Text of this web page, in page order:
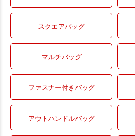
スクエアバッグ
マルチバッグ
ファスナー付きバッグ
アウトハンドルバッグ